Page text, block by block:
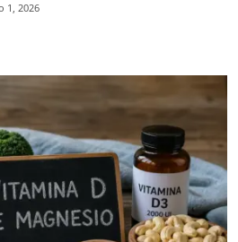
1, 2026